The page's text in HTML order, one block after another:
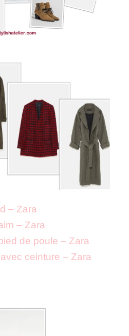
– Zara
– Zara
de poule – Zara
ceinture – Zara